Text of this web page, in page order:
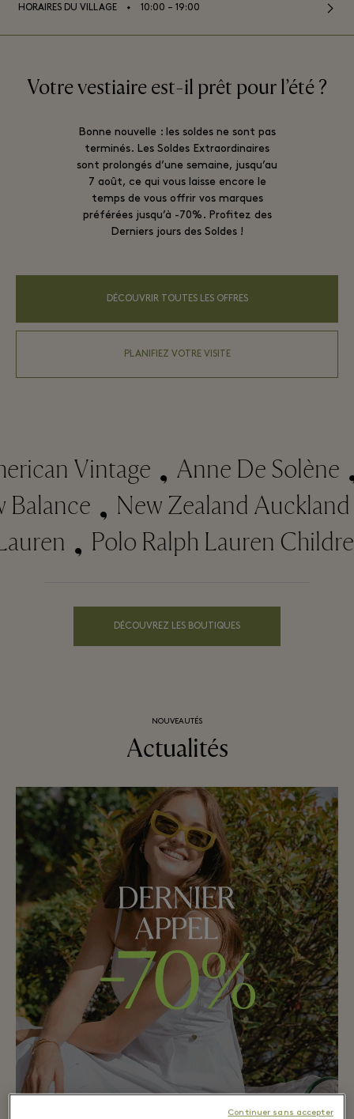
HORAIRES DU VILLAGE ⬩ 10:00 – 19:00
Votre vestiaire est-il prêt pour l’été ?
Bonne nouvelle : les soldes ne sont pas
terminés. Les Soldes Extraordinaires
sont prolongés d’une semaine, jusqu’au
7 août, ce qui vous laisse encore le
temps de vous offrir vos marques
préférées jusqu’à -70%. Profitez des
Derniers jours des Soldes !
DÉCOUVRIR TOUTES LES OFFRES
PLANIFIEZ VOTRE VISITE
Vintage Anne De Solène
Balance
New Zealand
Polo Ralph Lauren Children
DÉCOUVREZ LES BOUTIQUES
NOUVEAUTÉS
Actualités
Continuer sans accepter